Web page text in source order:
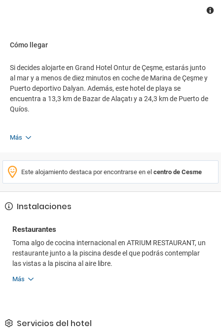
Cómo llegar
Si decides alojarte en Grand Hotel Ontur de Çeşme, estarás junto
al mar y a menos de diez minutos en coche de Marina de Çeşme y
Puerto deportivo Dalyan. Además, este hotel de playa se
encuentra a 13,3 km de Bazar de Alaçatı y a 24,3 km de Puerto de
Quíos.
Más
Este alojamiento destaca por encontrarse en el centro de Cesme
Instalaciones
Restaurantes
Toma algo de cocina internacional en ATRIUM RESTAURANT, un
restaurante junto a la piscina desde el que podrás contemplar
las vistas a la piscina al aire libre.
Más
Servicios del hotel